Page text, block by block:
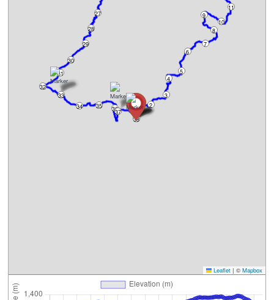
32
8
4
28
36 2
6
10
30
34
38
1
3
5
7
9
11
27
29
31
33
35
37
Leaflet | ©Mapbox